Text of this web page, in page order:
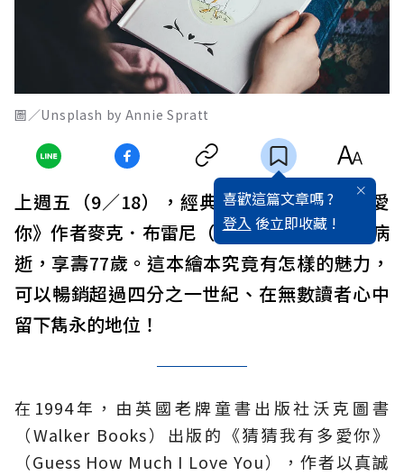
圖／Unsplash by Annie Spratt
喜歡這篇文章嗎 ?
登入 後立即收藏 !
上週五（9／18），經典繪本《猜猜我有多愛
你》作者麥克．布雷尼（Sam McBratney）病
逝，享壽77歲。這本繪本究竟有怎樣的魅力，
可以暢銷超過四分之一世紀、在無數讀者心中
留下雋永的地位！
在1994年，由英國老牌童書出版社沃克圖書
（Walker Books）出版的《猜猜我有多愛你》
（Guess How Much I Love You），作者以真誠